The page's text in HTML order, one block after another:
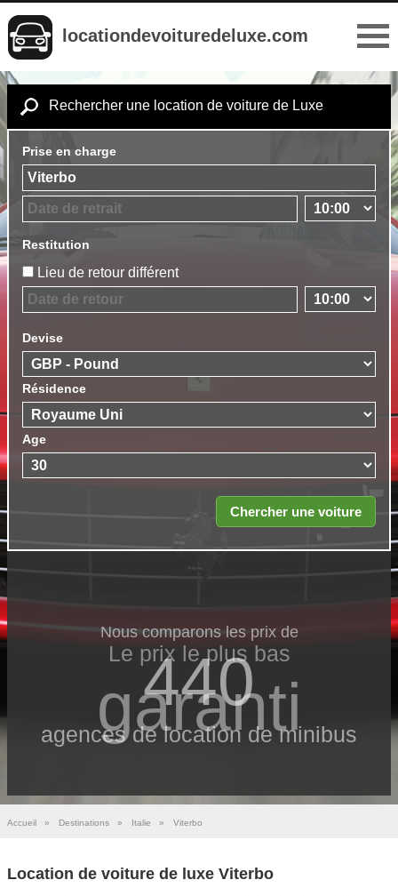
locationdevoituredeluxe.com
Rechercher une location de voiture de Luxe
Prise en charge
Restitution
Lieu de retour différent
Devise
Résidence
Age
Nous comparons les prix de
440
agences de location de minibus
Le prix le​ plus bas
garanti
Accueil » Destinations » Italie » Viterbo
Location de voiture de luxe Viterbo